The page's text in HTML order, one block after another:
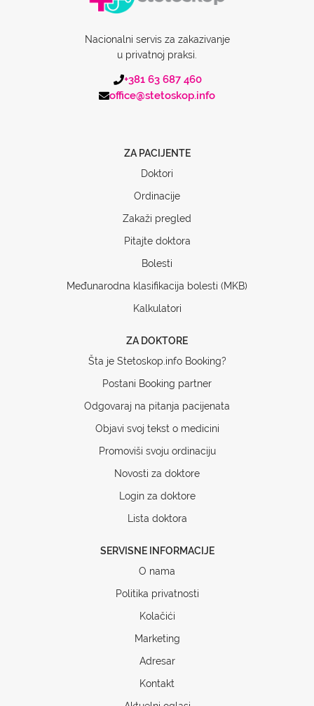
Nacionalni servis za zakazivanje
u privatnoj praksi.
+381 63 687 460
office@stetoskop.info
ZA PACIJENTE
Doktori
Ordinacije
Zakaži pregled
Pitajte doktora
Bolesti
Međunarodna klasifikacija bolesti (MKB)
Kalkulatori
ZA DOKTORE
Šta je Stetoskop.info Booking?
Postani Booking partner
Odgovaraj na pitanja pacijenata
Objavi svoj tekst o medicini
Promoviši svoju ordinaciju
Novosti za doktore
Login za doktore
Lista doktora
SERVISNE INFORMACIJE
O nama
Politika privatnosti
Kolačići
Marketing
Adresar
Kontakt